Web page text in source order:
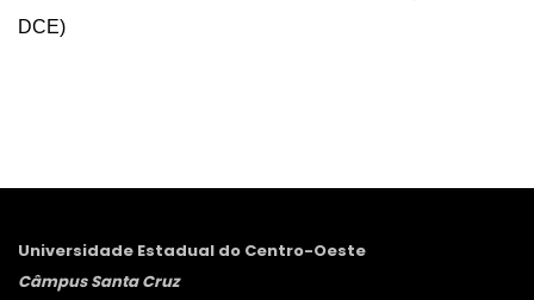
DCE)
Universidade Estadual do Centro-Oeste
Câmpus Santa Cruz